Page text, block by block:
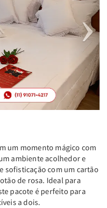
um momento mágico com
ambiente acolhedor e
sofisticação com um cartão
de rosa. Ideal para
pacote é perfeito para
a dois.